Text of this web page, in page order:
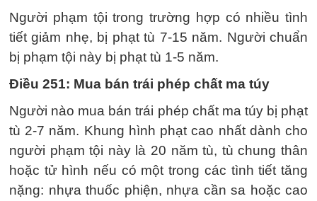
Người phạm tội trong trường hợp có nhiều tình
tiết giảm nhẹ, bị phạt tù 7-15 năm. Người chuẩn
bị phạm tội này bị phạt tù 1-5 năm.
Điều 251: Mua bán trái phép chất ma túy
Người nào mua bán trái phép chất ma túy bị phạt
tù 2-7 năm. Khung hình phạt cao nhất dành cho
người phạm tội này là 20 năm tù, tù chung thân
hoặc tử hình nếu có một trong các tình tiết tăng
nặng: nhựa thuốc phiện, nhựa cần sa hoặc cao